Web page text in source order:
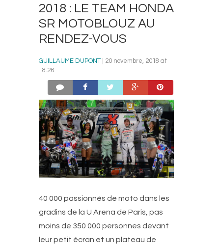
2018 : LE TEAM HONDA
SR MOTOBLOUZ AU
RENDEZ-VOUS
GUILLAUME DUPONT
| 20 novembre, 2018 at
18:26
40 000 passionnés de moto dans les
gradins de la U Arena de Paris, pas
moins de 350 000 personnes devant
leur petit écran et un plateau de